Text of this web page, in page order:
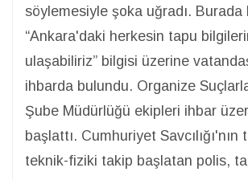
söylemesiyle şoka uğradı. Burada
“Ankara'daki herkesin tapu
ulaşabiliriz” bilgisi üzerine
ihbarda bulundu. Organize
Şube Müdürlüğü ekipleri ihbar
başlattı. Cumhuriyet Savcılığı'nın
teknik-fiziki takip başlatan polis,